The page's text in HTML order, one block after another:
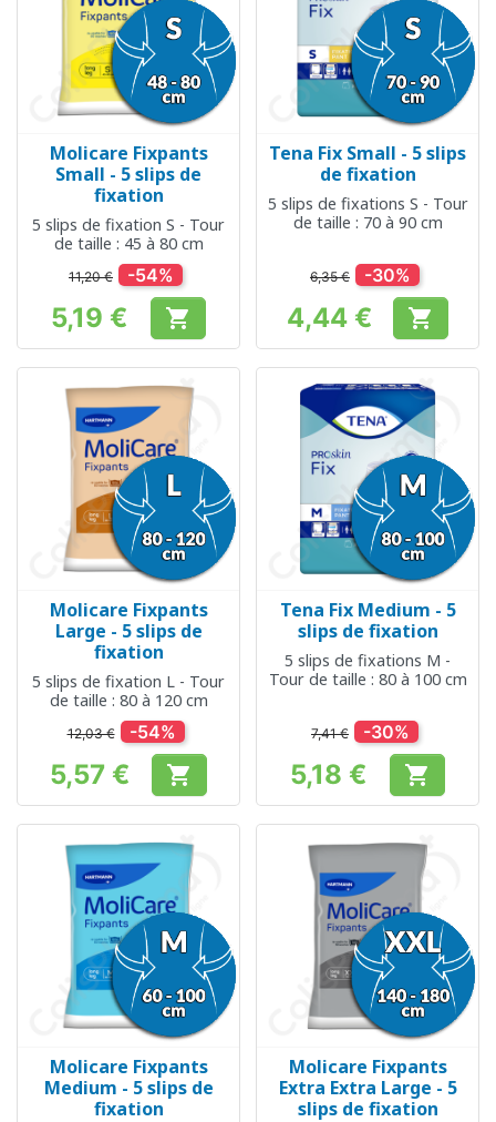
Molicare Fixpants
Small - 5 slips de
fixation
5 slips de fixation S - Tour
de taille : 45 à 80 cm
11,20 € -54%
Prix
5,19 € 
Tena Fix Small - 5 slips
de fixation
5 slips de fixations S - Tour
de taille : 70 à 90 cm
6,35 € -30%
Prix
4,44 € 
Molicare Fixpants
Large - 5 slips de
fixation
5 slips de fixation L - Tour
de taille : 80 à 120 cm
12,03 € -54%
Prix
5,57 € 
Tena Fix Medium - 5
slips de fixation
5 slips de fixations M -
Tour de taille : 80 à 100 cm
7,41 € -30%
Prix
5,18 € 
Molicare Fixpants
Medium - 5 slips de
fixation
Molicare Fixpants
Extra Extra Large - 5
slips de fixation